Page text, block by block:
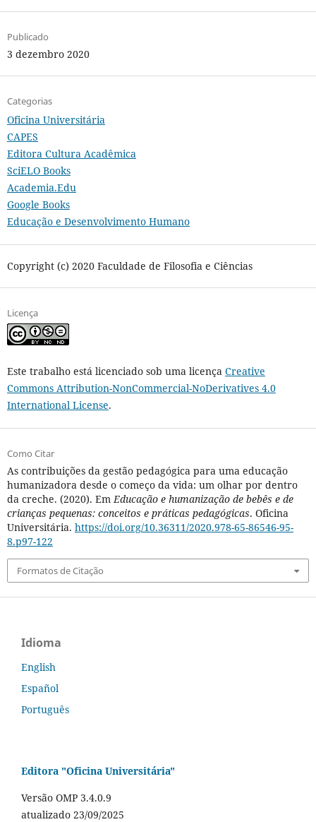
Publicado
3 dezembro 2020
Categorias
Oficina Universitária
CAPES
Editora Cultura Acadêmica
SciELO Books
Academia.Edu
Google Books
Educação e Desenvolvimento Humano
Copyright (c) 2020 Faculdade de Filosofia e Ciências
Licença
Este trabalho está licenciado sob uma licença Creative
Commons Attribution-NonCommercial-NoDerivatives 4.0
International License.
Como Citar
As contribuições da gestão pedagógica para uma educação
humanizadora desde o começo da vida: um olhar por dentro
da creche. (2020). Em Educação e humanização de bebês e de
crianças pequenas: conceitos e práticas pedagógicas. Oficina
Universitária. https://doi.org/10.36311/2020.978-65-86546-95-
8.p97-122
Formatos de Citação
Idioma
English
Español
Português
Editora "Oficina Universitária"
Versão OMP 3.4.0.9
atualizado 23/09/2025